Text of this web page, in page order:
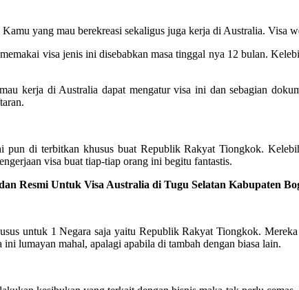
yang mau berekreasi sekaligus juga kerja di Australia.
visa jenis ini disebabkan masa tinggal nya 12 bulan.
kerja di Australia dapat mengatur visa ini dan sebagian
di terbitkan khusus buat Republik Rakyat Tiongkok.
visa buat tiap-tiap orang ini begitu fantastis.
Resmi Untuk Visa Australia di Tugu Selatan Kabupaten
untuk 1 Negara saja yaitu Republik Rakyat Tiongkok.
lumayan mahal, apalagi apabila di tambah dengan biasa lain.